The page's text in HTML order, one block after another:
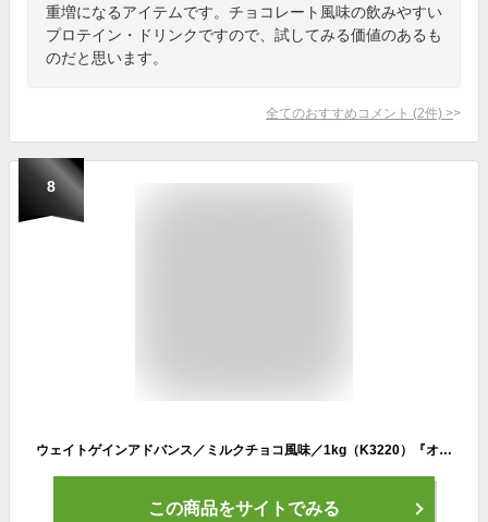
重増になるアイテムです。チョコレート風味の飲みやすい
プロテイン・ドリンクですので、試してみる価値のあるも
のだと思います。
全てのおすすめコメント (2件) >
8
ウェイトゲインアドバンス／ミルクチョコ風味／1kg（K3220）『オールスポーツ サプリメント・ドリンク Kentai』
この商品をサイトでみる